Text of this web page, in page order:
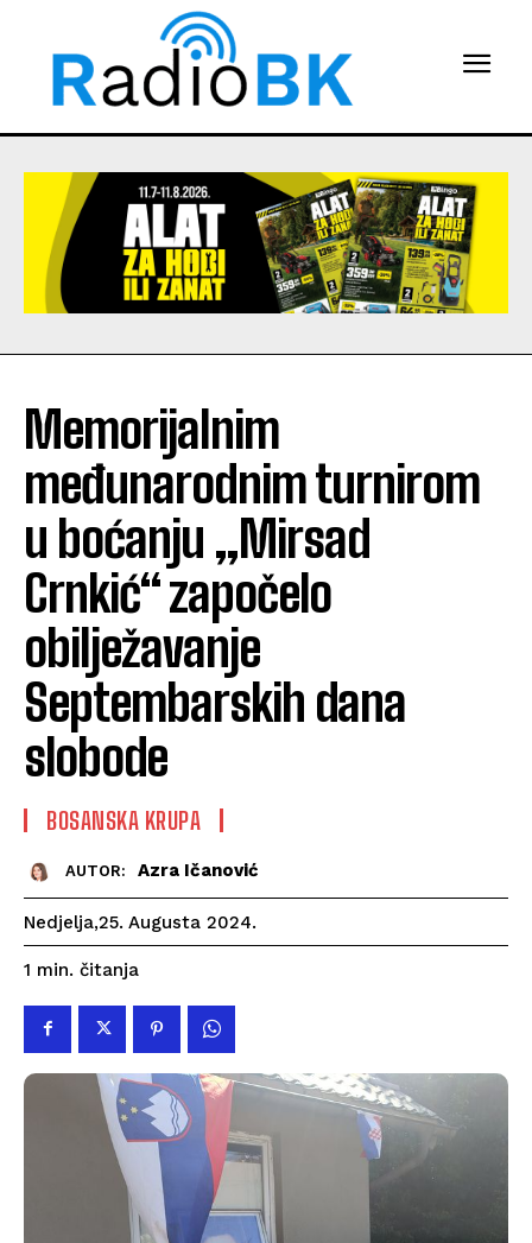
Memorijalnim
međunarodnim turnirom
u boćanju „Mirsad
Crnkić“ započelo
obilježavanje
Septembarskih dana
slobode
BOSANSKA KRUPA
AUTOR: Azra Ičanović
Nedjelja,25. Augusta 2024.
1 min. čitanja